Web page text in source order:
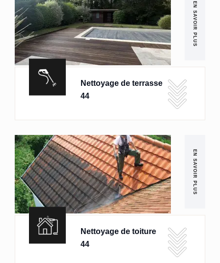
EN SAVOIR PLUS
Nettoyage de terrasse
44
EN SAVOIR PLUS
Nettoyage de toiture
44